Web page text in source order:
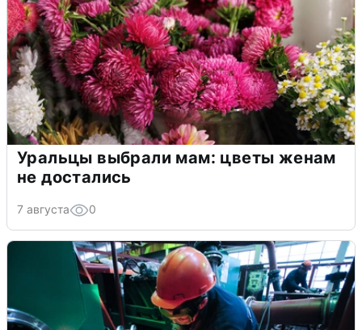
Уральцы выбрали мам: цветы женам
не достались
7 августа 0